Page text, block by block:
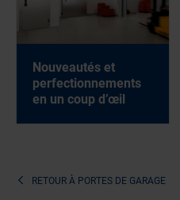
Nouveautés et
perfectionnements
en un coup d’œil
RETOUR À PORTES DE GARAGE